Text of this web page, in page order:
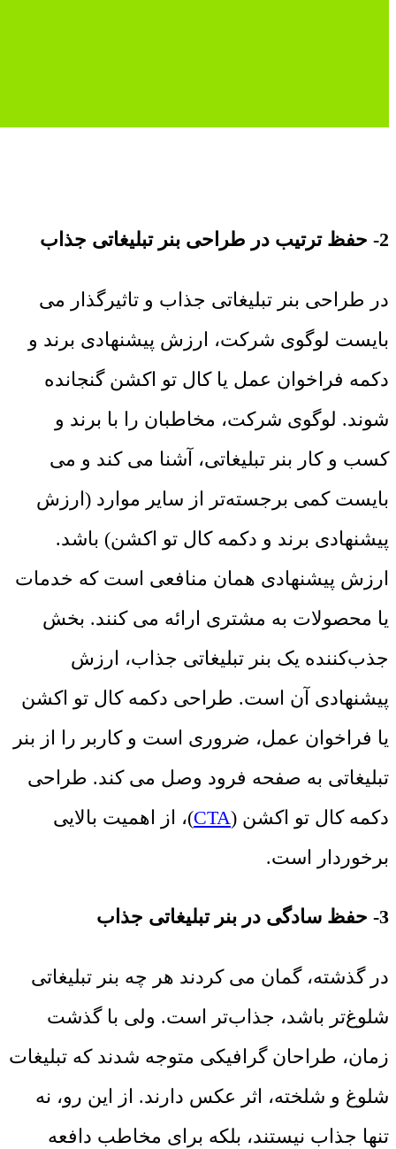
2- حفظ ترتیب در طراحی بنر تبلیغاتی جذاب
در طراحی بنر تبلیغاتی جذاب و تاثیرگذار می
بایست لوگوی شرکت، ارزش پیشنهادی برند و
دکمه فراخوان عمل یا کال تو اکشن گنجانده
شوند. لوگوی شرکت، مخاطبان را با برند و
کسب و کار بنر تبلیغاتی، آشنا می کند و می
بایست کمی برجسته‌تر از سایر موارد (ارزش
پیشنهادی برند و دکمه کال تو اکشن) باشد.
ارزش پیشنهادی همان منافعی است که خدمات
یا محصولات به مشتری ارائه می کنند. بخش
جذب‌کننده یک بنر تبلیغاتی جذاب، ارزش
پیشنهادی آن است. طراحی دکمه کال تو اکشن
یا فراخوان عمل، ضروری است و کاربر را از بنر
تبلیغاتی به صفحه فرود وصل می کند. طراحی
دکمه کال تو اکشن (CTA)، از اهمیت بالایی
برخوردار است.
3- حفظ سادگی در بنر تبلیغاتی جذاب
در گذشته، گمان می کردند هر چه بنر تبلیغاتی
شلوغ‌تر باشد، جذاب‌تر است. ولی با گذشت
زمان، طراحان گرافیکی متوجه شدند که تبلیغات
شلوغ و شلخته، اثر عکس دارند. از این رو، نه
تنها جذاب نیستند، بلکه برای مخاطب دافعه